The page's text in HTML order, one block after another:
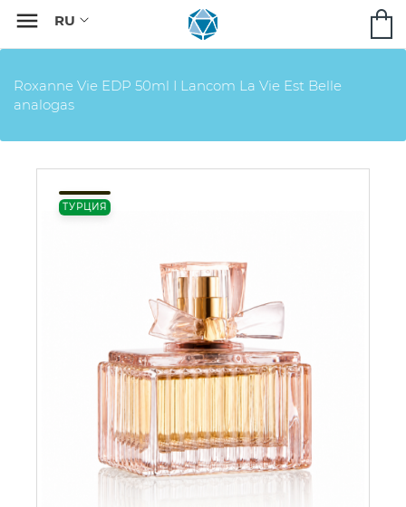

Roxanne Vie EDP 50ml I Lancom La Vie Est Belle
analogas
ТУРЦИЯ